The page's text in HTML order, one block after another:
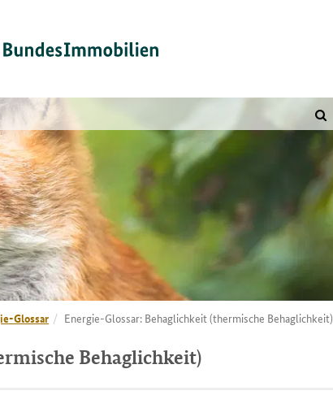
Glossar Energie-Glossar: Behaglichkeit (thermische Behaglichkeit)
Behaglichkeit)